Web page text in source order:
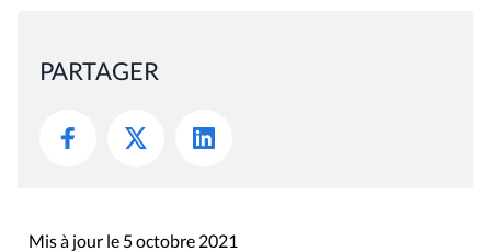
PARTAGER
Mis à jour le 5 octobre 2021